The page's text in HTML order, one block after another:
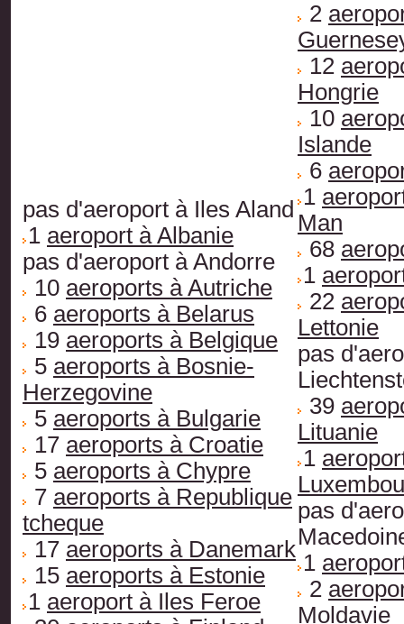
pas d'aeroport à Iles Aland
1 aeroport à Albanie
pas d'aeroport à Andorre
10 aeroports à Autriche
6 aeroports à Belarus
19 aeroports à Belgique
5 aeroports à Bosnie-
Herzegovine
5 aeroports à Bulgarie
17 aeroports à Croatie
5 aeroports à Chypre
7 aeroports à Republique
tcheque
17 aeroports à Danemark
15 aeroports à Estonie
1 aeroport à Iles Feroe
2
12
Hongrie
10
Islande
6
1
Man
68
1
22
Lettonie
pas
39
Lituanie
1
pas
1
2
Moldavie